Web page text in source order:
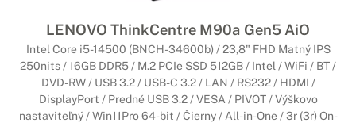
LENOVO ThinkCentre M90a Gen5 AiO
Intel Core i5-14500 (BNCH-34600b) / 23,8" FHD Matný IPS
250nits / 16GB DDR5 / M.2 PCIe SSD 512GB / Intel / WiFi / BT /
DVD-RW / USB 3.2 / USB-C 3.2 / LAN / RS232 / HDMI /
DisplayPort / Predné USB 3.2 / VESA / PIVOT / Výškovo
nastaviteľný / Win11Pro 64-bit / Čierny / All-in-One / 3r (3r) On-